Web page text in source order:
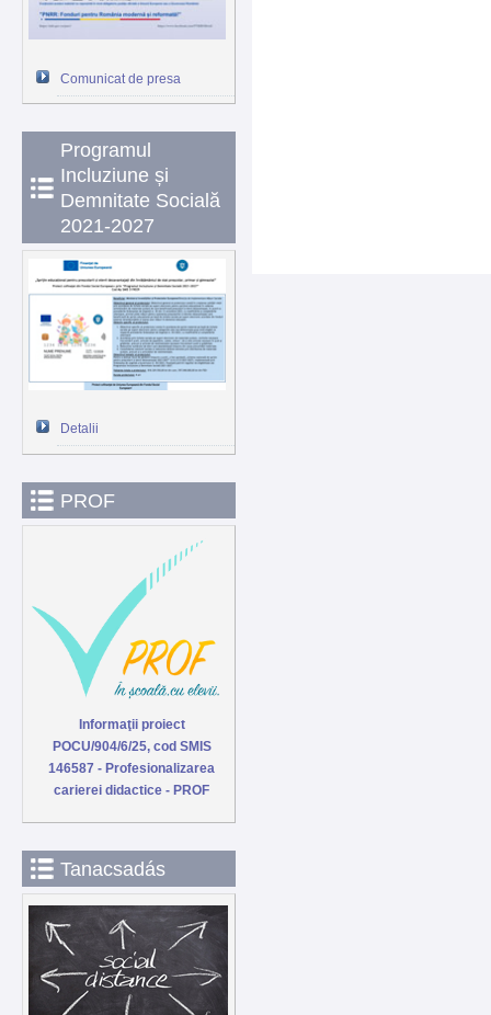
Comunicat de presa
Programul
Incluziune și
Demnitate Socială
2021-2027
Detalii
PROF
Informaţii proiect
POCU/904/6/25, cod SMIS
146587 - Profesionalizarea
carierei didactice - PROF
Tanacsadás